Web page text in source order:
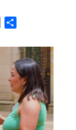
Email